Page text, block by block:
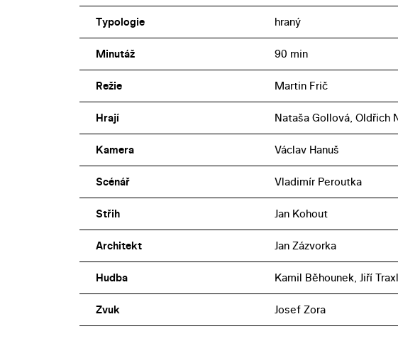
Typologie hraný
Minutáž 90 min
Režie Martin Frič
Hrají Nataša Gollová, Oldřich
Kamera Václav Hanuš
Scénář Vladimír Peroutka
Střih Jan Kohout
Architekt Jan Zázvorka
Hudba Kamil Běhounek, Jiří
Zvuk Josef Zora